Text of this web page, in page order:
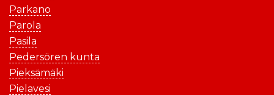
Parkano
Parola
Pasila
Pedersören kunta
Pieksämäki
Pielavesi